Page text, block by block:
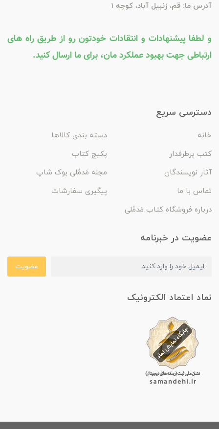
آدرس ما: قم، زنبیل آباد، کوچه 1
و لطفا پیشنهادات و انتقادات خودتون رو از طریق راه های
ارتباطی جهت بهبود عملکرد مان، برای ما ارسال کنید.
دسترسی سریع
خانه
دسته بندی کالاها
کتب پرطرفدار
پکیج کتاب
آثار نویسندگان
مجله مَدمُلی بوک شاپ
تماس با ما
پیگیری سفارشات
درباره فروشگاه کتاب مَدمُلی
عضویت در خبرنامه
عضویت
نماد اعتماد الکترونیک